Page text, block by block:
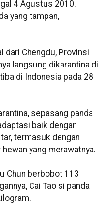
4 Agustus 2010.
yang tampan,
dari Chengdu, Provinsi
langsung dikarantina di
di Indonesia pada 28
sepasang panda
baik dengan
termasuk dengan
yang merawatnya.
Chun berbobot 113
Cai Tao si panda